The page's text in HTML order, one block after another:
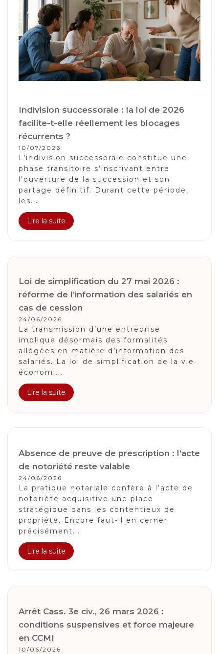
Indivision successorale : la loi de 2026
facilite-t-elle réellement les blocages
récurrents ?
10/07/2026
L’indivision successorale constitue une
phase transitoire s’inscrivant entre
l’ouverture de la succession et son
partage définitif. Durant cette période,
les...
Lire la suite
Loi de simplification du 27 mai 2026 :
réforme de l’information des salariés en
cas de cession
24/06/2026
La transmission d’une entreprise
implique désormais des formalités
allégées en matière d’information des
salariés. La loi de simplification de la vie
économi...
Lire la suite
Absence de preuve de prescription : l’acte
de notoriété reste valable
24/06/2026
La pratique notariale confère à l’acte de
notoriété acquisitive une place
stratégique dans les contentieux de
propriété. Encore faut-il en cerner
précisément...
Lire la suite
Arrêt Cass. 3e civ., 26 mars 2026 :
conditions suspensives et force majeure
en CCMI
10/06/2026